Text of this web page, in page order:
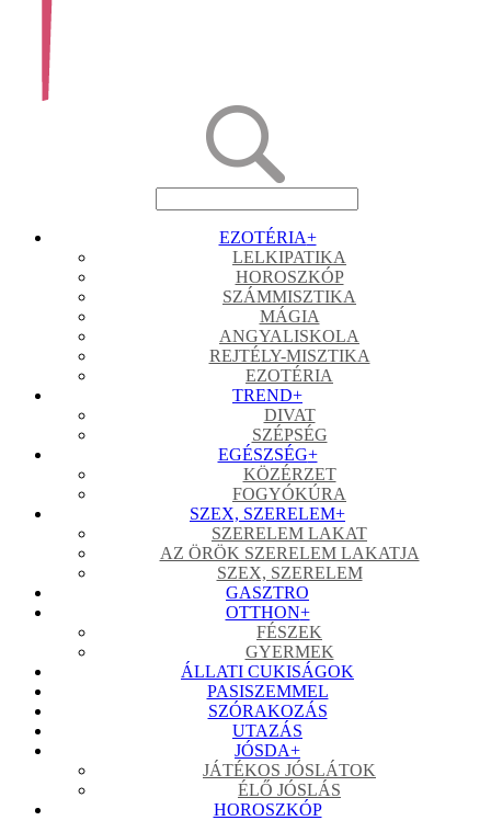
EZOTÉRIA+
LELKIPATIKA
HOROSZKÓP
SZÁMMISZTIKA
MÁGIA
ANGYALISKOLA
REJTÉLY-MISZTIKA
EZOTÉRIA
TREND+
DIVAT
SZÉPSÉG
EGÉSZSÉG+
KÖZÉRZET
FOGYÓKÚRA
SZEX, SZERELEM+
SZERELEM LAKAT
AZ ÖRÖK SZERELEM LAKATJA
SZEX, SZERELEM
GASZTRO
OTTHON+
FÉSZEK
GYERMEK
ÁLLATI CUKISÁGOK
PASISZEMMEL
SZÓRAKOZÁS
UTAZÁS
JÓSDA+
JÁTÉKOS JÓSLÁTOK
ÉLŐ JÓSLÁS
HOROSZKÓP